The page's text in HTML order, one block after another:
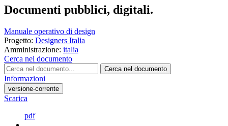
Documenti pubblici, digitali.
Manuale operativo di design
Progetto: Designers Italia
Amministrazione: italia
Cerca nel documento
Cerca nel documento
Informazioni
versione-corrente
Scarica
pdf